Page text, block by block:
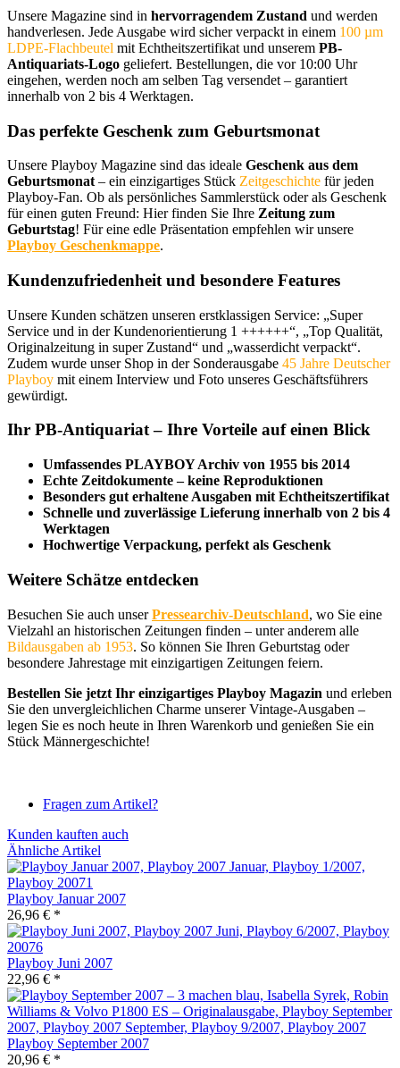
Unsere Magazine sind in hervorragendem Zustand und werden
handverlesen. Jede Ausgabe wird sicher verpackt in einem 100 µm
LDPE-Flachbeutel mit Echtheitszertifikat und unserem PB-
Antiquariats-Logo geliefert. Bestellungen, die vor 10:00 Uhr
eingehen, werden noch am selben Tag versendet – garantiert
innerhalb von 2 bis 4 Werktagen.
Das perfekte Geschenk zum Geburtsmonat
Unsere Playboy Magazine sind das ideale Geschenk aus dem
Geburtsmonat – ein einzigartiges Stück Zeitgeschichte für jeden
Playboy-Fan. Ob als persönliches Sammlerstück oder als Geschenk
für einen guten Freund: Hier finden Sie Ihre Zeitung zum
Geburtstag! Für eine edle Präsentation empfehlen wir unsere
Playboy Geschenkmappe.
Kundenzufriedenheit und besondere Features
Unsere Kunden schätzen unseren erstklassigen Service: „Super
Service und in der Kundenorientierung 1 ++++++“, „Top Qualität,
Originalzeitung in super Zustand“ und „wasserdicht verpackt“.
Zudem wurde unser Shop in der Sonderausgabe 45 Jahre Deutscher
Playboy mit einem Interview und Foto unseres Geschäftsführers
gewürdigt.
Ihr PB-Antiquariat – Ihre Vorteile auf einen Blick
Umfassendes PLAYBOY Archiv von 1955 bis 2014
Echte Zeitdokumente – keine Reproduktionen
Besonders gut erhaltene Ausgaben mit Echtheitszertifikat
Schnelle und zuverlässige Lieferung innerhalb von 2 bis 4
Werktagen
Hochwertige Verpackung, perfekt als Geschenk
Weitere Schätze entdecken
Besuchen Sie auch unserPressearchiv-Deutschland, wo Sie eine
Vielzahl an historischen Zeitungen finden – unter anderem alle
Bildausgaben ab 1953. So können Sie Ihren Geburtstag oder
besondere Jahrestage mit einzigartigen Zeitungen feiern.
Bestellen Sie jetzt Ihr einzigartiges Playboy Magazin und erleben
Sie den unvergleichlichen Charme unserer Vintage-Ausgaben –
legen Sie es noch heute in Ihren Warenkorb und genießen Sie ein
Stück Männergeschichte!
Fragen zum Artikel?
Kunden kauften auch
Ähnliche Artikel
Playboy Januar 2007
26,96 € *
Playboy Juni 2007
22,96 € *
Playboy September 2007
20,96 € *